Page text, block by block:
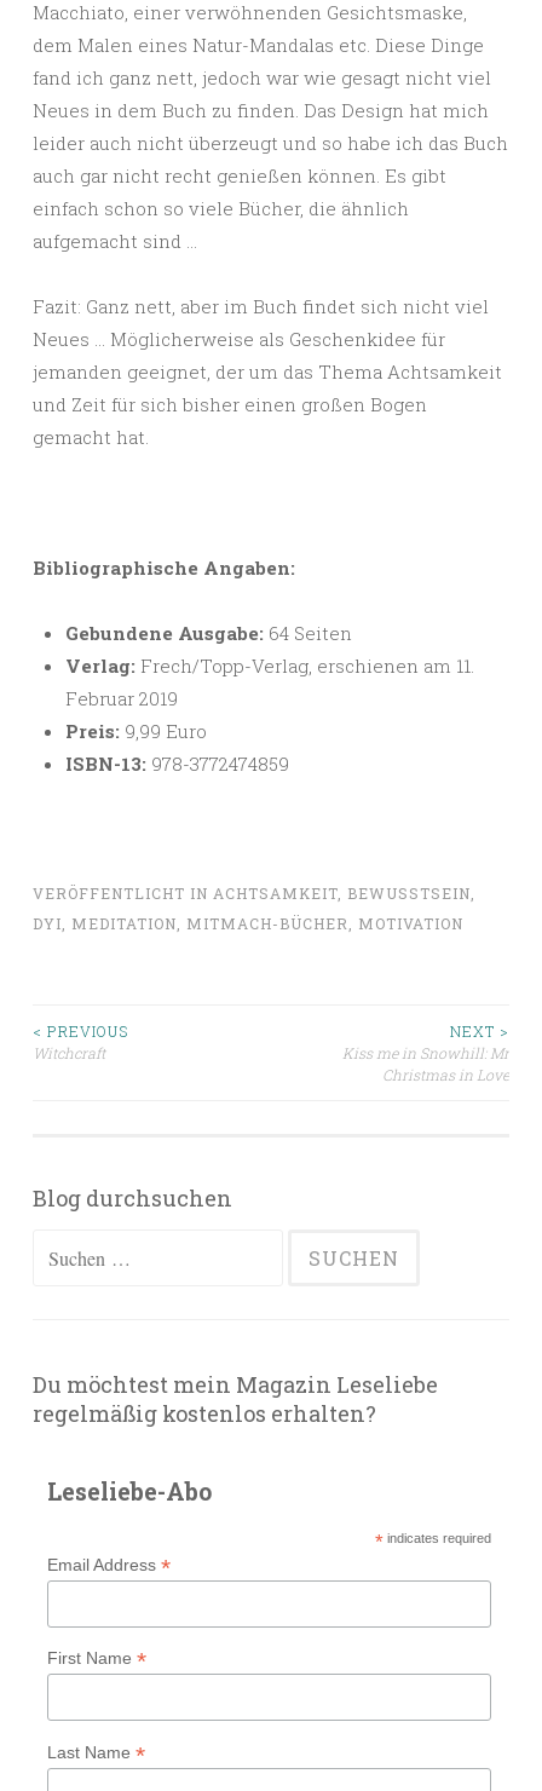
Macchiato, einer verwöhnenden Gesichtsmaske,
dem Malen eines Natur-Mandalas etc. Diese Dinge
fand ich ganz nett, jedoch war wie gesagt nicht viel
Neues in dem Buch zu finden. Das Design hat mich
leider auch nicht überzeugt und so habe ich das Buch
auch gar nicht recht genießen können. Es gibt
einfach schon so viele Bücher, die ähnlich
aufgemacht sind …
Fazit: Ganz nett, aber im Buch findet sich nicht viel
Neues … Möglicherweise als Geschenkidee für
jemanden geeignet, der um das Thema Achtsamkeit
und Zeit für sich bisher einen großen Bogen
gemacht hat.
Bibliographische Angaben:
Gebundene Ausgabe: 64 Seiten
Verlag: Frech/Topp-Verlag, erschienen am 11.
Februar 2019
Preis: 9,99 Euro
ISBN-13: 978-3772474859
VERÖFFENTLICHT IN ACHTSAMKEIT BEWUSSTSEIN
DYI
MEDITATION MITMACH-BÜCHER MOTIVATION
Beitragsnavigation
< PREVIOUS
Witchcraft
NEXT >
Kiss me in Snowhill: Mr
Christmas in Love
Blog durchsuchen
Suchen
Du möchtest mein Magazin Leseliebe
regelmäßig kostenlos erhalten?
Leseliebe-Abo
*indicates required
Email Address *
First Name *
Last Name *